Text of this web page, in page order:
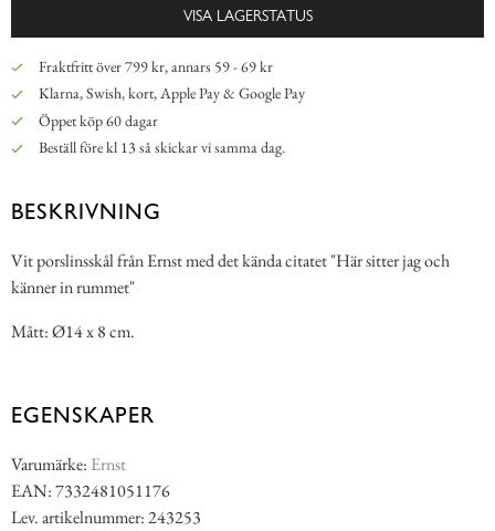
VISA LAGERSTATUS
Fraktfritt över 799 kr, annars 59 - 69 kr
Klarna, Swish, kort, Apple Pay & Google Pay
Öppet köp 60 dagar
Beställ före kl 13 så skickar vi samma dag.
BESKRIVNING
Vit porslinsskål från Ernst med det kända citatet "Här sitter jag och
känner in rummet"
Mått: Ø14 x 8 cm.
EGENSKAPER
Varumärke: Ernst
EAN: 7332481051176
Lev. artikelnummer: 243253